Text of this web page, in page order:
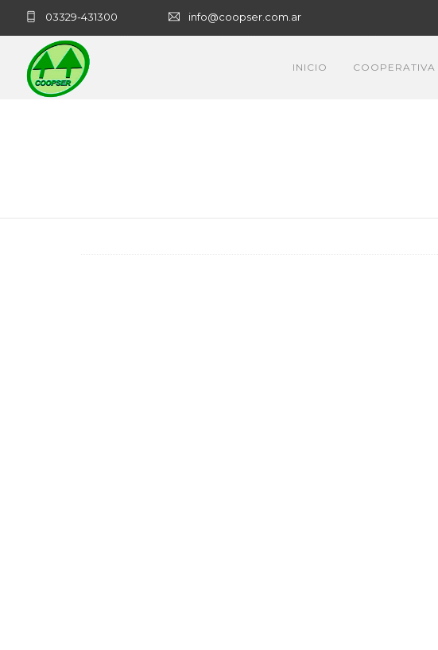
03329-431300 info@coopser.com.ar
INICIO COOPERATIVA